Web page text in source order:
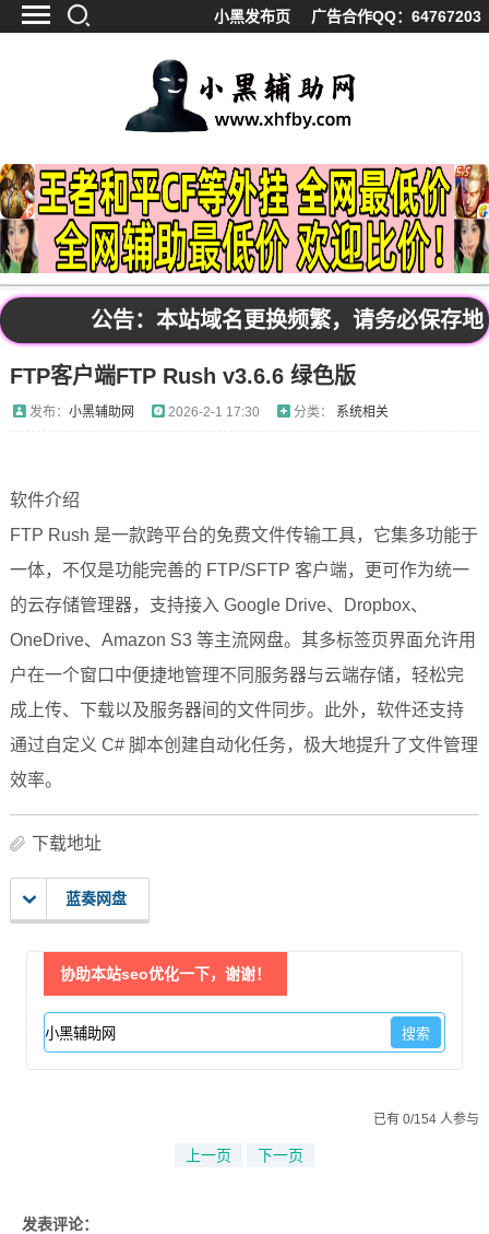
小黑发布页 广告合作QQ：64767203
精品软件
源码分享
资源宝库
影视解析
站内公告
公告：本站域名更换频繁，请务必保存
FTP客户端FTP Rush v3.6.6 绿色版
发布： 小黑辅助网 2026-2-1 17:30 分类： 系统相关
软件介绍
FTP Rush 是一款跨平台的免费文件传输工具，它集多功能于
一体，不仅是功能完善的 FTP/SFTP 客户端，更可作为统一
的云存储管理器，支持接入 Google Drive、Dropbox、
OneDrive、Amazon S3 等主流网盘。其多标签页界面允许用
户在一个窗口中便捷地管理不同服务器与云端存储，轻松完
成上传、下载以及服务器间的文件同步。此外，软件还支持
通过自定义 C# 脚本创建自动化任务，极大地提升了文件管理
效率。
下载地址
蓝奏网盘
协助本站seo优化一下，谢谢！
已有 0/154 人参与
上一页 下一页
发表评论：